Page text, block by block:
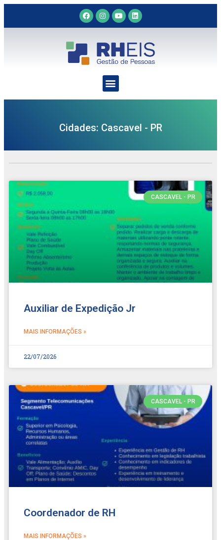
Cidades: Cascavel - PR
CASCAVEL - PR
Auxiliar de Expedição Jr
MAIS INFORMAÇÕES »
22/07/2026
CASCAVEL - PR
Coordenador de RH
MAIS INFORMAÇÕES »